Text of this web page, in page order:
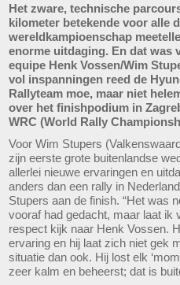
Het zware, technische
kilometer betekende voor alle
wereldkampioenschap
enorme uitdaging. En dat was
equipe Henk Vossen/Wim
vol inspanningen reed de
Rallyteam moe, maar niet
over het finishpodium in
WRC (World Rally
Voor Wim Stupers
zijn eerste grote buitenlandse
allerlei nieuwe ervaringen en
anders dan een rally in
Stupers aan de finish. “Het was
vooraf had gedacht, maar laat ik
respect kijk naar Henk Vossen.
ervaring en hij laat zich niet gek
situatie dan ook. Hij lost elk
zeer kalm en beheerst; dat is